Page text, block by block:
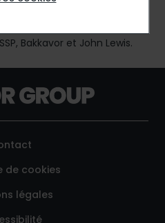
Bakkavor et John Lewis.
de cookies
légales